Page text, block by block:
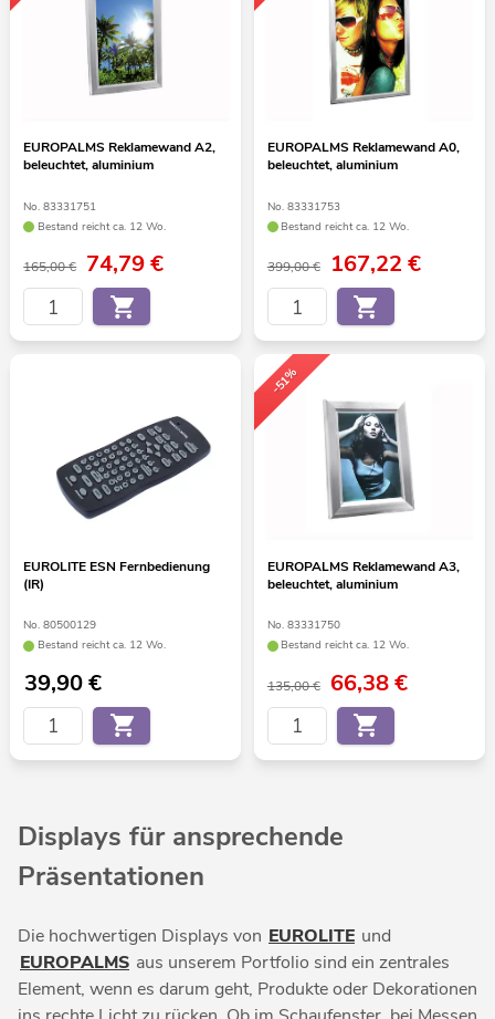
EUROPALMS Reklamewand A2,
beleuchtet, aluminium
No. 83331751
Bestand reicht ca. 12 Wo.
165,00 € 74,79€
EUROPALMS Reklamewand A0,
beleuchtet, aluminium
No. 83331753
Bestand reicht ca. 12 Wo.
399,00 € 167,22 €
EUROLITE ESN Fernbedienung
(IR)
No. 80500129
Bestand reicht ca. 12 Wo.
39,90€
-51%
EUROPALMS Reklamewand A3,
beleuchtet, aluminium
No. 83331750
Bestand reicht ca. 12 Wo.
135,00 € 66,38€
Displays für ansprechende
Präsentationen
Die hochwertigen Displays von EUROLITE und
EUROPALMS aus unserem Portfolio sind ein zentrales
Element, wenn es darum geht, Produkte oder Dekorationen